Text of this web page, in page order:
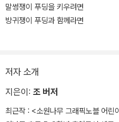
진실에 대해 이야기하며, 거짓과 진실
하다는 사실을 알려 준다. 일러스트레
말썽쟁이 푸딩을 키우려면
방귀쟁이 푸딩과 함께라면
저자 소개
지은이: 조 버저
최근작 : <소원나무 그래픽노블 어